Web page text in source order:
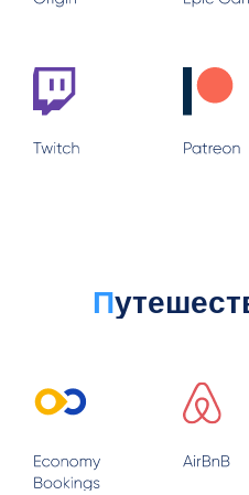
И сотни
П